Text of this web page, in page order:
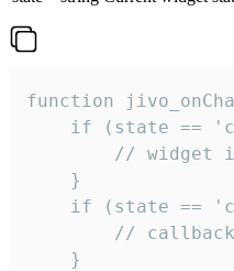
function
if (state ==
// widget
    }
if (state ==
//
    }